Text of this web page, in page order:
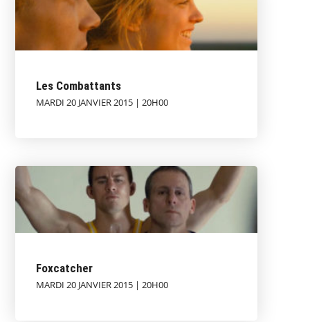
Les Combattants
MARDI 20 JANVIER 2015 | 20H00
Foxcatcher
MARDI 20 JANVIER 2015 | 20H00